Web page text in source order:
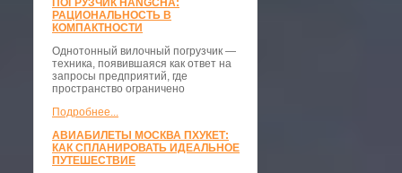
ПОГРУЗЧИК HANGCHA:
РАЦИОНАЛЬНОСТЬ В
КОМПАКТНОСТИ
​Однотонный вилочный погрузчик —
техника, появившаяся как ответ на
запросы предприятий, где
пространство ограничено
Подробнее...
АВИАБИЛЕТЫ МОСКВА ПХУКЕТ:
КАК СПЛАНИРОВАТЬ ИДЕАЛЬНОЕ
ПУТЕШЕСТВИЕ